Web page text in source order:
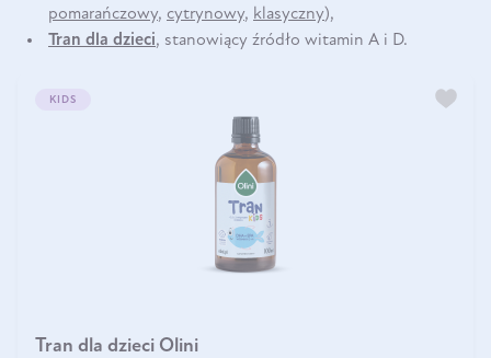
pomarańczowy, cytrynowy, klasyczny),
Tran dla dzieci, stanowiący źródło witamin A i D.
KIDS
Tran dla dzieci Olini